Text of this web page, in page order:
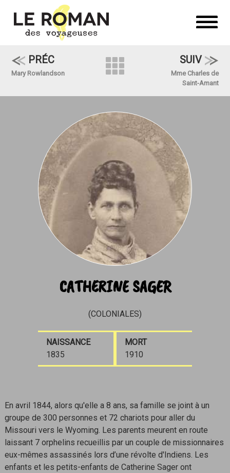
PRÉC
Mary Rowlandson
SUIV
Mme Charles de
Saint-Amant
CATHERINE SAGER
(COLONIALES)
NAISSANCE
1835
MORT
1910
En avril 1844, alors qu'elle a 8 ans, sa famille se joint à un
groupe de 300 personnes et 72 chariots pour aller du
Missouri vers le Wyoming. Les parents meurent en route
laissant 7 orphelins recueillis par un couple de missionnaires
eux-mêmes assassinés lors d’une révolte d'Indiens. Les
enfants et les petits-enfants de Catherine Sager ont